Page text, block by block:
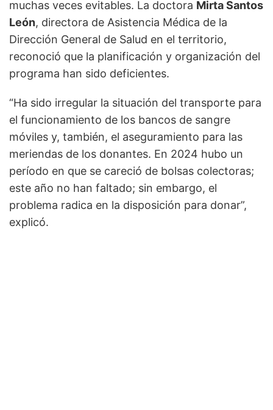
muchas veces evitables. La doctora Mirta Santos
León, directora de Asistencia Médica de la
Dirección General de Salud en el territorio,
reconoció que la planificación y organización del
programa han sido deficientes.
“Ha sido irregular la situación del transporte para
el funcionamiento de los bancos de sangre
móviles y, también, el aseguramiento para las
meriendas de los donantes. En 2024 hubo un
período en que se careció de bolsas colectoras;
este año no han faltado; sin embargo, el
problema radica en la disposición para donar”,
explicó.